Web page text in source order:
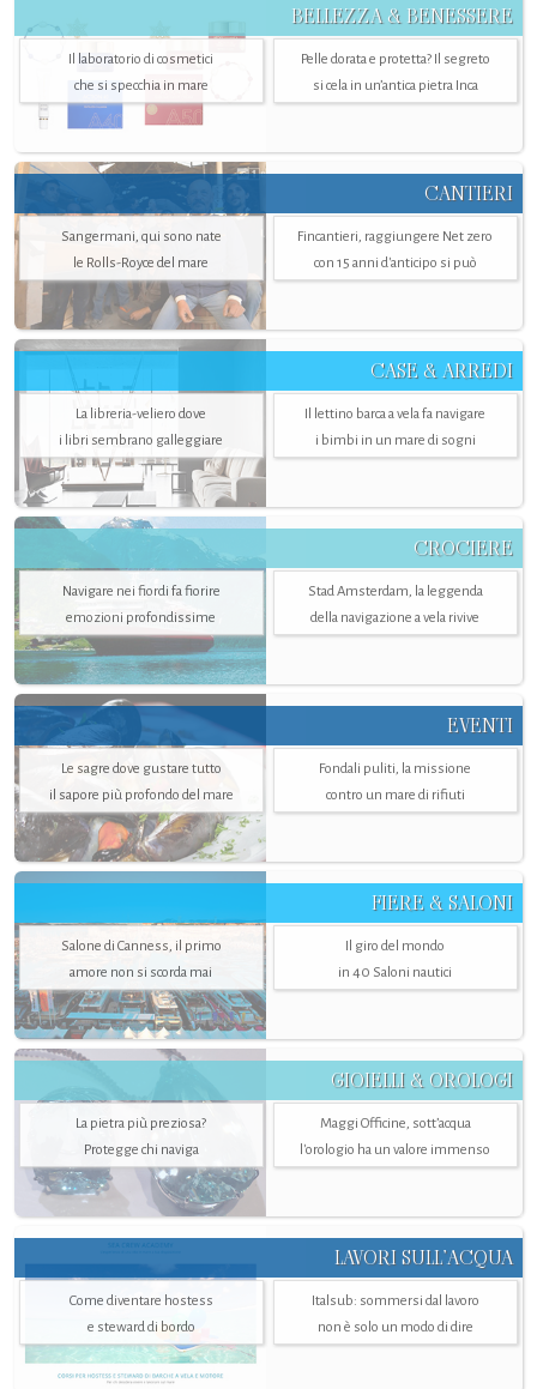
BELLEZZA & BENESSERE
Il laboratorio di cosmetici
che si specchia in mare
Pelle dorata e protetta? Il segreto
si cela in un’antica pietra Inca
CANTIERI
Sangermani, qui sono nate
le Rolls-Royce del mare
Fincantieri, raggiungere Net zero
con 15 anni d'anticipo si può
CASE & ARREDI
La libreria-veliero dove
i libri sembrano galleggiare
Il lettino barca a vela fa navigare
i bimbi in un mare di sogni
CROCIERE
Navigare nei fiordi fa fiorire
emozioni profondissime
Stad Amsterdam, la leggenda
della navigazione a vela rivive
EVENTI
Le sagre dove gustare tutto
il sapore più profondo del mare
Fondali puliti, la missione
contro un mare di rifiuti
FIERE & SALONI
Salone di Canness, il primo
amore non si scorda mai
Il giro del mondo
in 40 Saloni nautici
GIOIELLI & OROLOGI
La pietra più preziosa?
Protegge chi naviga
Maggi Officine, sott’acqua
l'orologio ha un valore immenso
LAVORI SULL’ACQUA
Come diventare hostess
e steward di bordo
Italsub: sommersi dal lavoro
non è solo un modo di dire